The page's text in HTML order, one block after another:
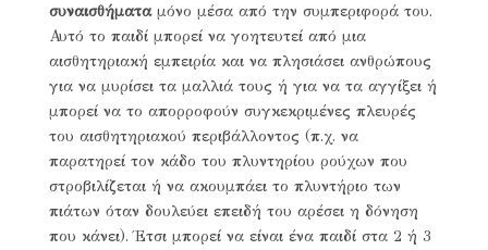
συναισθήματαμόνο μέσα από την συμπεριφορά του.
Αυτό το παιδί μπορεί να γοητευτεί από μια
αισθητηριακή εμπειρία και να πλησιάσει ανθρώπους
για να μυρίσει τα μαλλιά τους ή για να τα αγγίξει ή
μπορεί να το απορροφούν συγκεκριμένες πλευρές
του αισθητηριακού περιβάλλοντος (π.χ. να
παρατηρεί τον κάδο του πλυντηρίου ρούχων που
στροβιλίζεται ή να ακουμπάει το πλυντήριο των
πιάτων όταν δουλεύει επειδή του αρέσει η δόνηση
που κάνει). Έτσι μπορεί να είναι ένα παιδί στα 2 ή 3